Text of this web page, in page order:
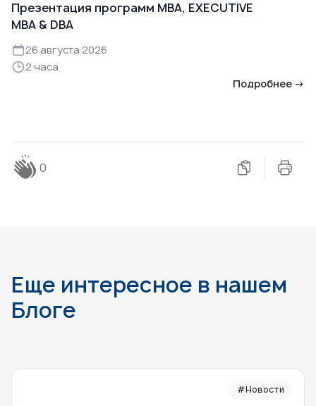
Презентация программ MBA, EXECUTIVE
MBA & DBA
26 августа 2026
2 часа
Подробнее →
0
Еще интересное в нашем
Блоге
#Новости